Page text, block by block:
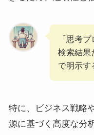
「思考
検索結果
で明示す
特に、ビジネス戦略
源に基づく高度な分